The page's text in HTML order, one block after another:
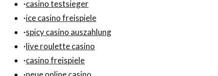
·casino testsieger
·ice casino freispiele
·spicy casino auszahlung
·live roulette casino
·casino freispiele